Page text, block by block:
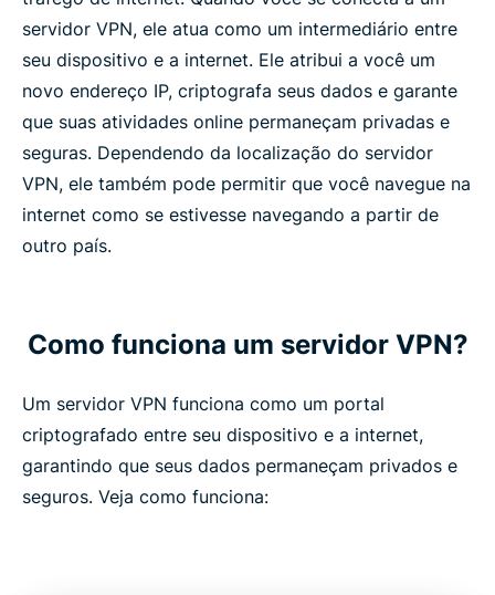
servidor VPN, ele atua como um intermediário entre
seu dispositivo e a internet. Ele atribui a você um
novo endereço IP, criptografa seus dados e garante
que suas atividades online permaneçam privadas e
seguras. Dependendo da localização do servidor
VPN, ele também pode permitir que você navegue na
internet como se estivesse navegando a partir de
outro país.
Como funciona um servidor VPN?
Um servidor VPN funciona como um portal
criptografado entre seu dispositivo e a internet,
garantindo que seus dados permaneçam privados e
seguros. Veja como funciona: